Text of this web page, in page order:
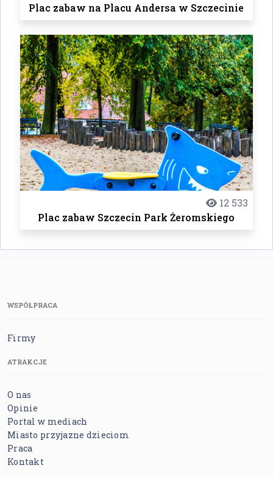
Plac zabaw na Placu Andersa w Szczecinie
12 533
Plac zabaw Szczecin Park Żeromskiego
WSPÓŁPRACA
Firmy
ATRAKCJE
O nas
Opinie
Portal w mediach
Miasto przyjazne dzieciom
Praca
Kontakt